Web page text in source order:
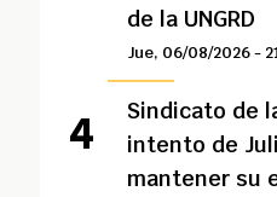
de la UNGRD
Jue, 06/08/2026 -
Sindicato de
intento de
mantener su